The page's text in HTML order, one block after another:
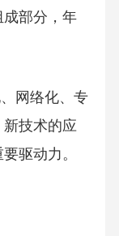
部分，年
网络化、专
技术的应
驱动力。